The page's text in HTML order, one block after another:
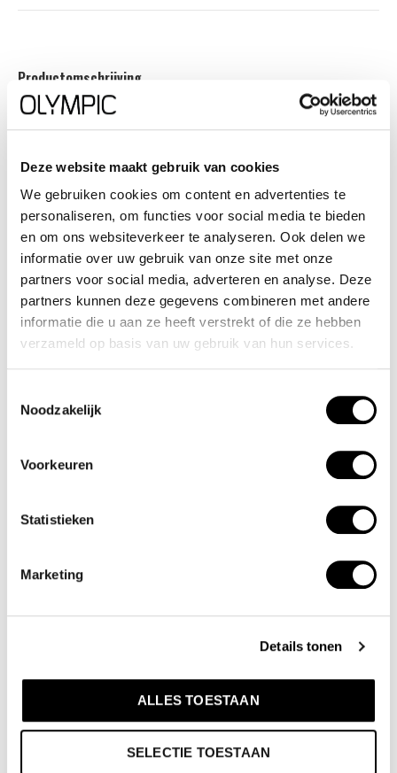
Deze website maakt gebruik van cookies
We gebruiken cookies om content en advertenties te
personaliseren, om functies voor social media te bieden
en om ons websiteverkeer te analyseren. Ook delen we
informatie over uw gebruik van onze site met onze
partners voor social media, adverteren en analyse. Deze
partners kunnen deze gegevens combineren met andere
informatie die u aan ze heeft verstrekt of die ze hebben
verzameld op basis van uw gebruik van hun services.
Noodzakelijk
Voorkeuren
Statistieken
Marketing
Details tonen
ALLES TOESTAAN
SELECTIE TOESTAAN
Productomschrijving
Dit unieke Olympic horloge met artikelnummer:
OL72HSL075 is een herenhorloge met chronograaf en
heeft een sportieve uitstraling. De stalen kast heeft een
een datum en chronograaf. De uursaanduiding is opvallend
door de lumibrite strepen en wijzers. De rode accenten
geven het horloge een sportief uiterlijk. Aan de stalen kast
zit een zwarte leren band met gespsluting. Het horloge
heeft een mineraalglas, een doorsnee van 44mm en is
10ATM.
Dit horloge is bestand tegen water bij het zwemmen en
douchen. Dit horloge is niet bestand tegen (grote)
Een mooi horloge hoeft niet duur te zijn! Het Nederlandse
prijs-kwaliteitverhouding staat bij Olympic hoog in het
vaandel met prijzen die uiteenlopen van € 34,95 tot en
met € 159,00. 100% Nederlands ontwerp, waterdicht en
standaard 3 jaar fabrieksgarantie.